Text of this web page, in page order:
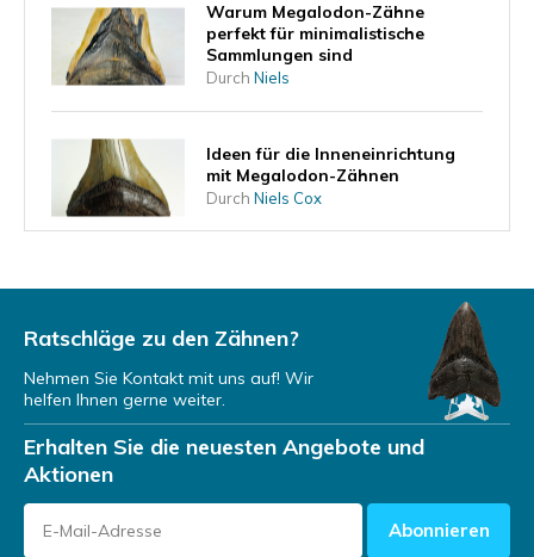
Warum Megalodon-Zähne
perfekt für minimalistische
Sammlungen sind
Durch Niels
Ideen für die Inneneinrichtung
mit Megalodon-Zähnen
Durch Niels Cox
DurchNiels Cox
Investition
DurchNiels Cox
Ratschläge zu den Zähnen?
Nehmen Sie Kontakt mit uns auf! Wir
helfen Ihnen gerne weiter.
Erhalten Sie die neuesten Angebote und
Aktionen
Abonnieren